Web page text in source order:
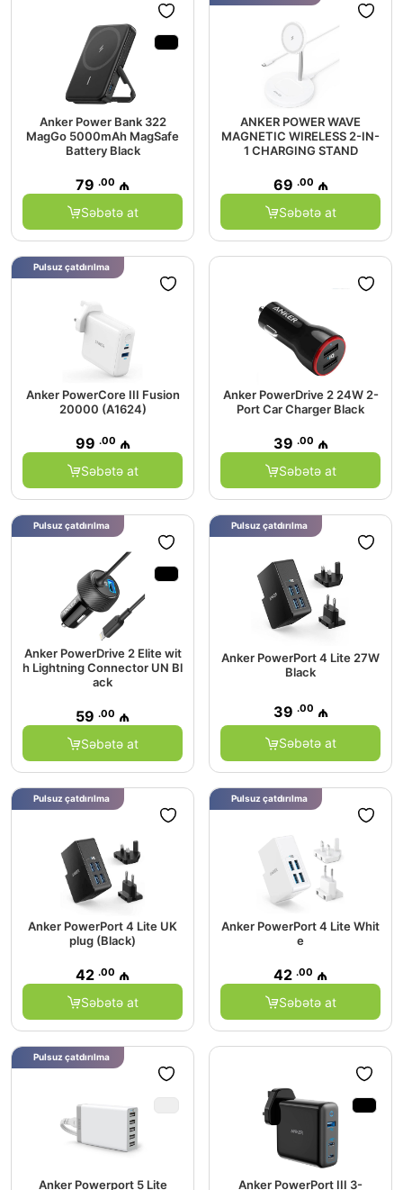
Anker Power Bank 322
MagGo 5000mAh MagSafe
Battery Black
79 .00 ₼
Səbətə at
ANKER POWER WAVE
MAGNETIC WIRELESS 2-IN-
1 CHARGING STAND
69 .00 ₼
Səbətə at
Anker PowerCore III Fusion
20000 (A1624)
99 .00 ₼
Səbətə at
Pulsuz çatdırılma
Anker PowerDrive 2 24W 2-
Port Car Charger Black
39 .00 ₼
Səbətə at
Anker PowerDrive 2 Elite wit
h Lightning Connector UN Bl
ack
59 .00 ₼
Səbətə at
Pulsuz çatdırılma
Anker PowerPort 4 Lite 27W
Black
39 .00 ₼
Səbətə at
Pulsuz çatdırılma
Anker PowerPort 4 Lite UK
plug (Black)
42 .00 ₼
Səbətə at
Pulsuz çatdırılma
Anker PowerPort 4 Lite Whit
e
42 .00 ₼
Səbətə at
Pulsuz çatdırılma
Anker Powerport 5 Lite
Pulsuz çatdırılma
Anker PowerPort III 3-